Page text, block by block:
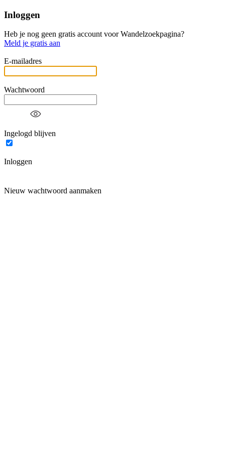
Inloggen
Heb je nog geen gratis account voor Wandelzoekpagina?
Meld je gratis aan
E-mailadres
Wachtwoord
Ingelogd blijven
Inloggen
Nieuw wachtwoord aanmaken